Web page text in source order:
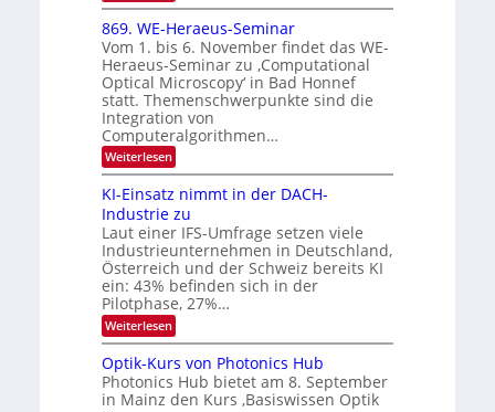
6
-
u
n
d
B
i
l
d
v
e
r
a
r
b
e
i
t
u
n
g
i
t
d
e
n
k
t
E
x
o
s
e
n
s
m
e
l
d
e
t
t
a
r
k
e
s
W
a
c
h
s
t
u
869. WE-Heraeus-Seminar
Vom 1. bis 6. November findet das WE-
Heraeus-Seminar zu ‚Computational
Optical Microscopy‘ in Bad Honnef
statt. Themenschwerpunkte sind die
Integration von
Computeralgorithmen…
Weiterlesen:
8
9
.
W
E
-
H
e
r
a
e
u
s
-
S
KI-Einsatz nimmt in der DACH-
Industrie zu
Laut einer IFS-Umfrage setzen viele
Industrieunternehmen in Deutschland,
Österreich und der Schweiz bereits KI
ein: 43% befinden sich in der
Pilotphase, 27%…
Weiterlesen:
K
-
E
i
Optik-Kurs von Photonics Hub
Photonics Hub bietet am 8. September
in Mainz den Kurs ‚Basiswissen Optik